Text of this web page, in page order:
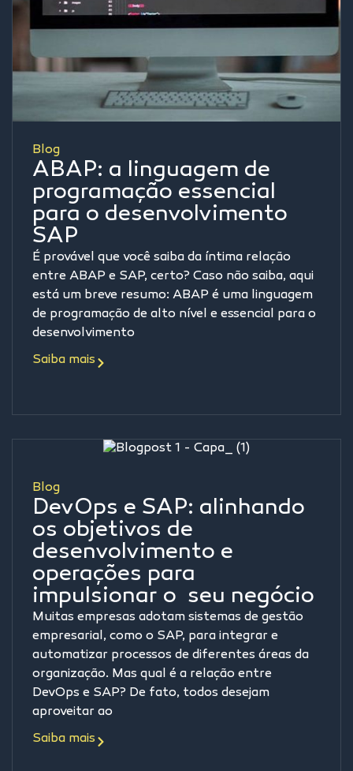
Blog
ABAP: a linguagem de
programação essencial
para o desenvolvimento
SAP
É provável que você saiba da íntima relação
entre ABAP e SAP, certo? Caso não saiba, aqui
está um breve resumo: ABAP é uma linguagem
de programação de alto nível e essencial para o
desenvolvimento
Saiba mais
Blog
DevOps e SAP: alinhando
os objetivos de
desenvolvimento e
operações para
impulsionar o seu negócio
Muitas empresas adotam sistemas de gestão
empresarial, como o SAP, para integrar e
automatizar processos de diferentes áreas da
organização. Mas qual é a relação entre
DevOps e SAP? De fato, todos desejam
aproveitar ao
Saiba mais